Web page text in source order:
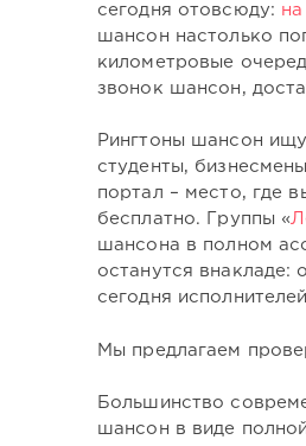
сегодня отовсюду:
шансон настолько
километровые
звонок шансон,
Рингтоны шансон
студенты,
портал – место, где
бесплатно. Группы «
шансона в полном
останутся внакладе:
сегодня
Мы предлагаем
Большинство
шансон в виде